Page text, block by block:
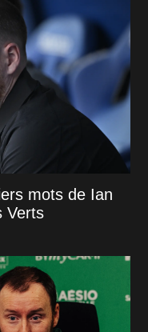
mots de Ian
Verts